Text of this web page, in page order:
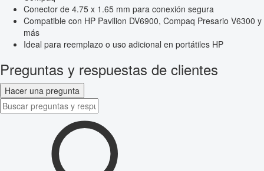
Conector de 4.75 x 1.65 mm para conexión segura
Compatible con HP Pavilion DV6900, Compaq Presario V6300 y
más
Ideal para reemplazo o uso adicional en portátiles HP
Preguntas y respuestas de clientes
Hacer una pregunta